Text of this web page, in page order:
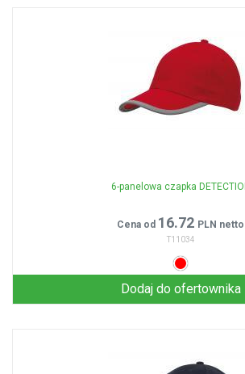
6-panelowa czapka
Cena od 16.72 PLN netto
T11034
Dodaj do ofertownika